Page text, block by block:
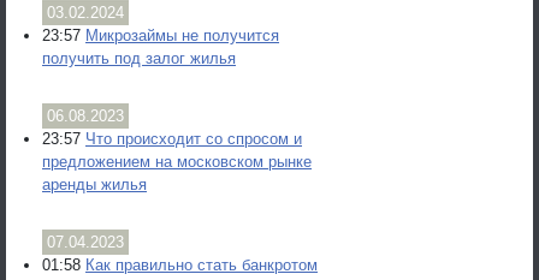
03.02.2024
23:57 Микрозаймы не получится
получить под залог жилья
06.08.2023
23:57 Что происходит со спросом и
предложением на московском рынке
аренды жилья
07.04.2023
01:58 Как правильно стать банкротом